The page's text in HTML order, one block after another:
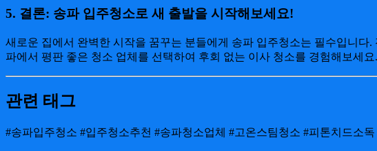
5. 결론: 송파 입주청소로 새 출발을 시작해보세요!
새로운 집에서 완벽한 시작을 꿈꾸는 분들에게 송파 입주청소는 필수입니
파에서 평판 좋은 청소 업체를 선택하여 후회 없는 이사 청소를 경험해보세
관련 태그
#송파입주청소 #입주청소추천 #송파청소업체 #고온스팀청소 #피톤치드소